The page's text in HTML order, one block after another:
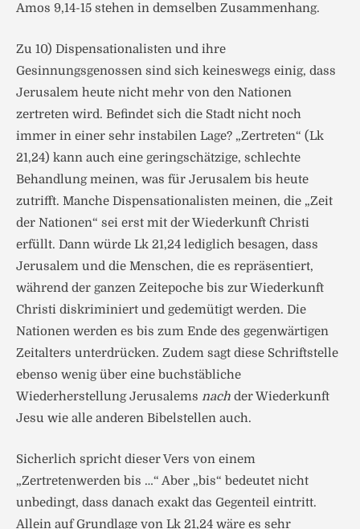
Amos 9,14-15 stehen in demselben Zusammenhang.
Zu 10) Dispensationalisten und ihre
Gesinnungsgenossen sind sich keineswegs einig, dass
Jerusalem heute nicht mehr von den Nationen
zertreten wird. Befindet sich die Stadt nicht noch
immer in einer sehr instabilen Lage? „Zertreten“ (Lk
21,24) kann auch eine geringschätzige, schlechte
Behandlung meinen, was für Jerusalem bis heute
zutrifft. Manche Dispensationalisten meinen, die „Zeit
der Nationen“ sei erst mit der Wiederkunft Christi
erfüllt. Dann würde Lk 21,24 lediglich besagen, dass
Jerusalem und die Menschen, die es repräsentiert,
während der ganzen Zeitepoche bis zur Wiederkunft
Christi diskriminiert und gedemütigt werden. Die
Nationen werden es bis zum Ende des gegenwärtigen
Zeitalters unterdrücken. Zudem sagt diese Schriftstelle
ebenso wenig über eine buchstäbliche
Wiederherstellung Jerusalems nach der Wiederkunft
Jesu wie alle anderen Bibelstellen auch.
Sicherlich spricht dieser Vers von einem
„Zertretenwerden bis …“ Aber „bis“ bedeutet nicht
unbedingt, dass danach exakt das Gegenteil eintritt.
Allein auf Grundlage von Lk 21,24 wäre es sehr